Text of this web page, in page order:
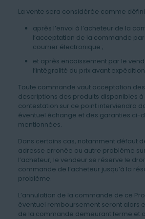
La vente sera considérée comme
après l’envoi à l’acheteur de la
l’acceptation de la commande
courrier électronique ;
et après encaissement par le
l’intégralité du prix avant
Toute commande vaut acceptation
descriptions des produits disponibles à
contestation sur ce point interviendra
éventuel échange et des garanties ci-
mentionnées.
Dans certains cas, notamment défaut
adresse erronée ou autre problème
l’acheteur, le vendeur se réserve le
commande de l’acheteur jusqu’à la
problème.
L’annulation de la commande de ce
éventuel remboursement seront alors
de la commande demeurant ferme et